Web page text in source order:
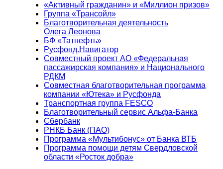
«Активный гражданин» и «Миллион призов»
Группа «Трансойл»
Благотворительная деятельность
Олега Леонова
БФ «Татнефть»
Русфонд.Навигатор
Совместный проект АО «Федеральная
пассажирская компания» и Национального
РДКМ
Совместная благотворительная программа
компании «Ютека» и Русфонда
Транспортная группа FESCO
Благотворительный сервис Альфа-Банка
Сбербанк
РНКБ Банк (ПАО)
Программа «Мультибонус» от Банка ВТБ
Программа помощи детям Свердловской
области «Росток добра»